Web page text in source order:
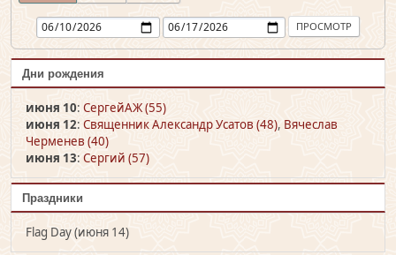
Дни рождения
июня 10: СергейАЖ (55)
июня 12: Священник Александр Усатов (48), Вячеслав
Черменев (40)
июня 13: Сергий (57)
Праздники
Flag Day (июня 14)